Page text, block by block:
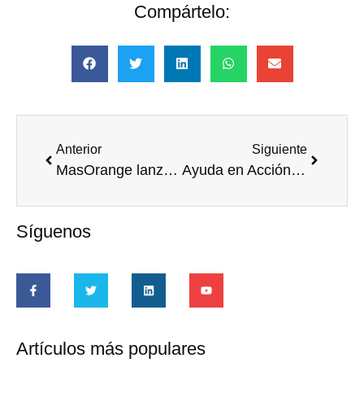
Compártelo:
Anterior
MasOrange lanza los XIV Premios Voluntariado
Siguiente
Ayuda en Acción te invita a hacer voluntariado ambiental en Madrid
Síguenos
Artículos más populares